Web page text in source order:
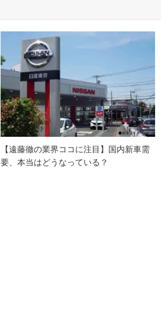
【遠藤徹の業界ココに注目】国内新車需
要、本当はどうなっている？